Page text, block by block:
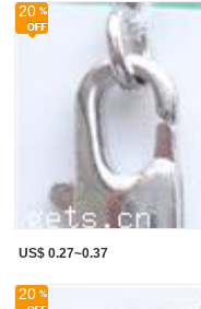
20
US$ 0.27~0.37
20